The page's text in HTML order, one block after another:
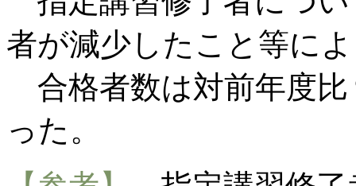
者が減少したこと等に
合格者数は対前年度比
った。